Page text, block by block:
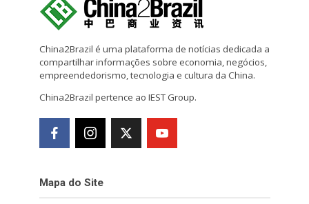
China2Brazil é uma plataforma de notícias dedicada a
compartilhar informações sobre economia, negócios,
empreendedorismo, tecnologia e cultura da China.
China2Brazil pertence ao IEST Group.
Mapa do Site